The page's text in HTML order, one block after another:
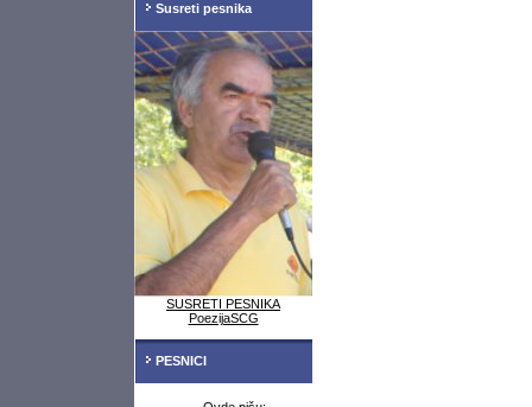
Susreti pesnika
SUSRETI PESNIKA
PoezijaSCG
PESNICI